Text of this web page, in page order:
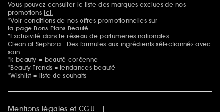
Mentions additionnelles
Vous pouvez consulter la liste des marques exclues de nos
promotionsici.
*Voir conditions de nos offres promotionnelles sur
la page Bons Plans Beauté.
*Exclusivité dans le réseau de parfumeries nationales.
Clean at Sephora : Des formules aux ingrédients sélectionnés avec
soin
*k-beauty = beauté coréenne
*Beauty Trends = tendances beauté
*Wishlist = liste de souhaits
Mentions légales et CGU